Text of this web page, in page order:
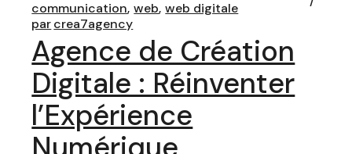
communication web web digitale
parcrea7agency
Agence de Création
Digitale : Réinventer
l’Expérience